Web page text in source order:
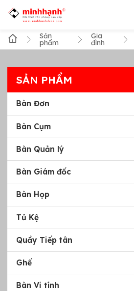
Sản
phẩm
Gia
đình
SẢN PHẨM
Bàn Đơn
Bàn Cụm
Bàn Quản lý
Bàn Giám đốc
Bàn Họp
Tủ Kệ
Quầy Tiếp tân
Ghế
Bàn Vi tính